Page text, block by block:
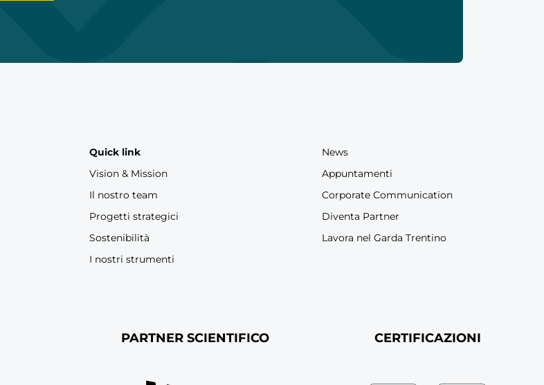
Quick link
Vision & Mission
Il nostro team
Progetti strategici
Sostenibilità
I nostri strumenti
News
Appuntamenti
Corporate Communication
Diventa Partner
Lavora nel Garda Trentino
PARTNER SCIENTIFICO CERTIFICAZIONI